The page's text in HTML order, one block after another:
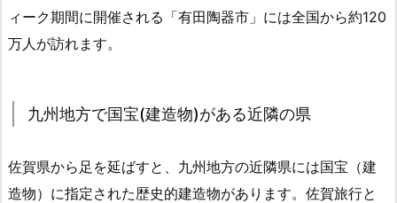
ィーク期間に開催される「有田陶器市」には全国から約120
万人が訪れます。
九州地方で国宝(建造物)がある近隣の県
佐賀県から足を延ばすと、九州地方の近隣県には国宝（建
造物）に指定された歴史的建造物があります。佐賀旅行と